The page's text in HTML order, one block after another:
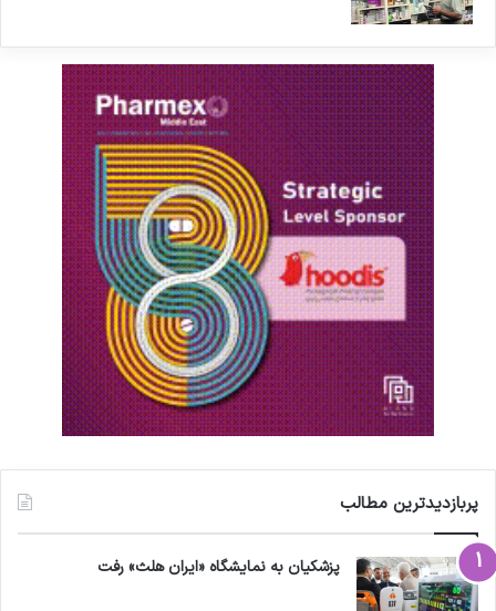
پربازدیدترین مطالب
پزشکیان به نمایشگاه «ایران هلث» رفت